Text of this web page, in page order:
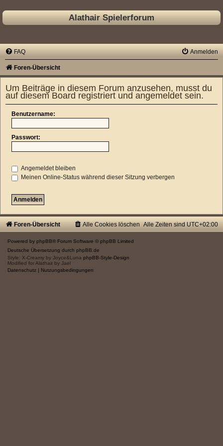
Alathair Spielerforum
FAQ Anmelden
Foren-Übersicht
Um Beiträge in diesem Forum anzusehen, musst du
auf diesem Board registriert und angemeldet sein.
Benutzername:
Passwort:
Angemeldet bleiben
Meinen Online-Status während dieser Sitzung verbergen
Foren-Übersicht Alle Zeiten sind UTC+02:00
Alle Cookies löschen
Powered by phpBB® Forum Software © phpBB Limited
Deutsche Übersetzung durch phpBB.de
Style: X-Creamy by Joyce&Luna phpBB-Style-Design
Modified for Alathair by Jael
Datenschutz
Nutzungsbedingungen